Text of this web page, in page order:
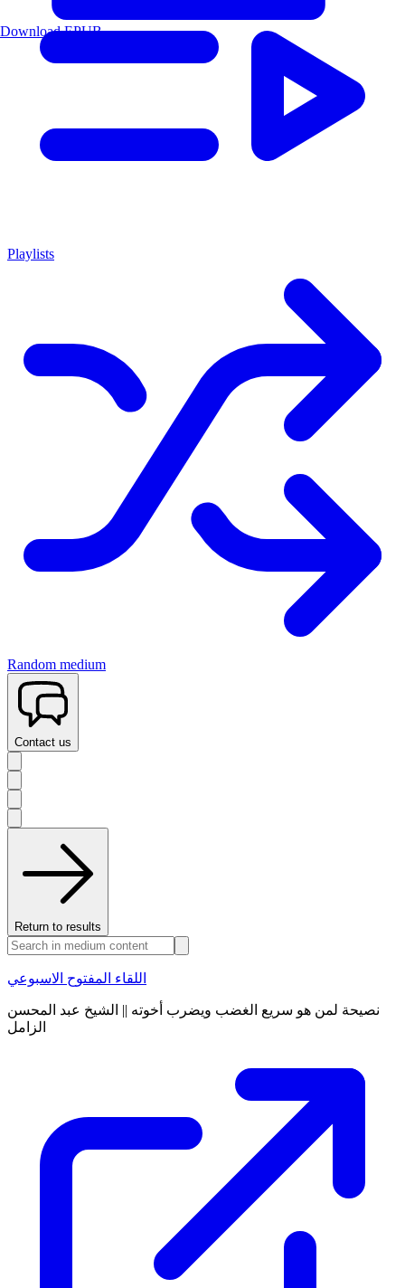
Playlists
Random medium
Contact us
Return to results
اللقاء المفتوح الاسبوعي
نصيحة لمن هو سريع الغضب ويضرب أخوته || الشيخ عبد المحسن
الزامل
Download EPUB